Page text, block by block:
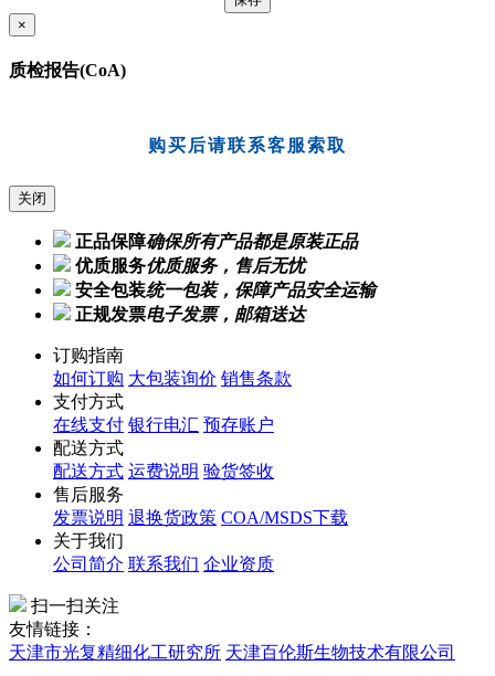
优质服务优质服务，售后无忧
安全包装统一包装，保障产品安全运输
正规发票电子发票，邮箱送达
如何订购
支付方式
在线支付
配送方式
配送方式
售后服务
发票说明
关于我们
公司简介
友情链接：
天津市光复精细化工研究所